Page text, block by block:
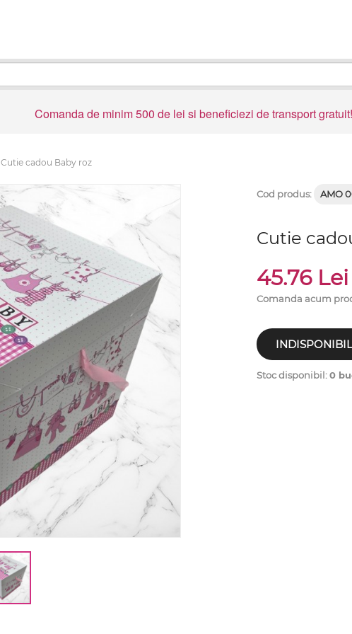
Comanda de minim 500 de lei si beneficiezi de transport gratuit!
Cutie cadou Baby roz
Cod produs: AMO
Cutie
45.76 Lei
Comanda acum
INDISPONIBIL
Stoc disponibil:0